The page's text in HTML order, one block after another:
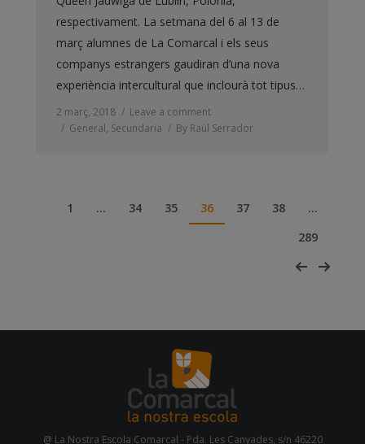
respectivament. La setmana del 6 al 13 de
març alumnes de La Comarcal i els seus
companys estrangers gaudiran d’una nova
experiència intercultural que inclourà tot tipus…
2 març, 2018
Leave a comment
General, Secundaria By Raül Serrador
1 … 34 35 36 37 38
…
289
@ La Nostra Escola Comarcal - Pda. Les Canyades, s/n 46220